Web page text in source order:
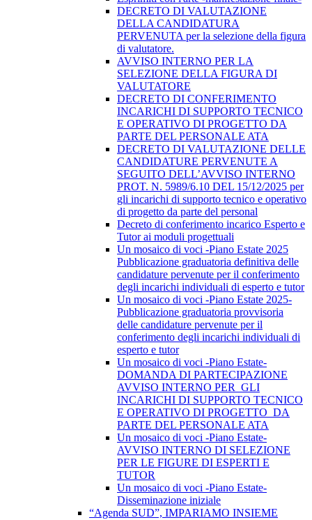
DECRETO DI VALUTAZIONE
DELLA CANDIDATURA
PERVENUTA per la selezione della figura
di valutatore.
AVVISO INTERNO PER LA
SELEZIONE DELLA FIGURA DI
VALUTATORE
DECRETO DI CONFERIMENTO
INCARICHI DI SUPPORTO TECNICO
E OPERATIVO DI PROGETTO DA
PARTE DEL PERSONALE ATA
DECRETO DI VALUTAZIONE DELLE
CANDIDATURE PERVENUTE A
SEGUITO DELL’AVVISO INTERNO
PROT. N. 5989/6.10 DEL 15/12/2025 per
gli incarichi di supporto tecnico e operativo
di progetto da parte del personal
Decreto di conferimento incarico Esperto e
Tutor ai moduli progettuali
Un mosaico di voci -Piano Estate 2025
Pubblicazione graduatoria definitiva delle
candidature pervenute per il conferimento
degli incarichi individuali di esperto e tutor
Un mosaico di voci -Piano Estate 2025-
Pubblicazione graduatoria provvisoria
delle candidature pervenute per il
conferimento degli incarichi individuali di
esperto e tutor
Un mosaico di voci -Piano Estate-
DOMANDA DI PARTECIPAZIONE
AVVISO INTERNO PER GLI
INCARICHI DI SUPPORTO TECNICO
E OPERATIVO DI PROGETTO DA
PARTE DEL PERSONALE ATA
Un mosaico di voci -Piano Estate-
AVVISO INTERNO DI SELEZIONE
PER LE FIGURE DI ESPERTI E
TUTOR
Un mosaico di voci -Piano Estate-
Disseminazione iniziale
“Agenda SUD”, IMPARIAMO INSIEME